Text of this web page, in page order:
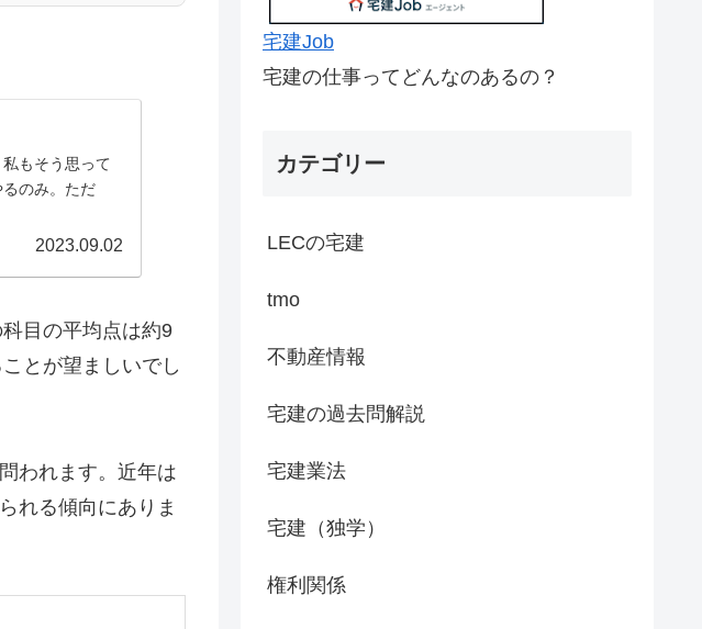
もそう思って
のみ。ただ
2023.09.02
目の平均点は約9
とが望ましいでし
われます。近年は
れる傾向にありま
宅建Job
宅建の仕事ってどんなのあるの？
カテゴリー
LECの宅建
tmo
不動産情報
宅建の過去問解説
宅建業法
宅建（独学）
権利関係